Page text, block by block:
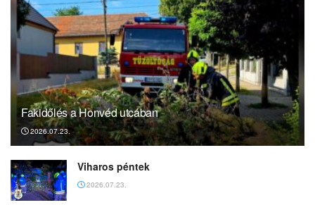
Fakidőlés a Honvéd utcában
2026.07.23.
Viharos péntek
2026.07.23.